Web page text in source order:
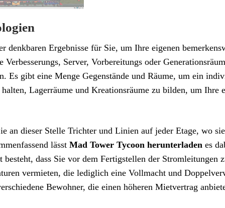
denkbaren Ergebnisse für Sie, um Ihre eigenen
Verbesserungs, Server, Vorbereitungs oder
Es gibt eine Menge Gegenstände und Räume, um ein
Lagerräume und Kreationsräume zu bilden, um
an dieser Stelle Trichter und Linien auf jeder Etage, wo
lässt Mad Tower Tycoon herunterladen es
besteht, dass Sie vor dem Fertigstellen der
vermieten, die lediglich eine Vollmacht und
Bewohner, die einen höheren Mietvertrag